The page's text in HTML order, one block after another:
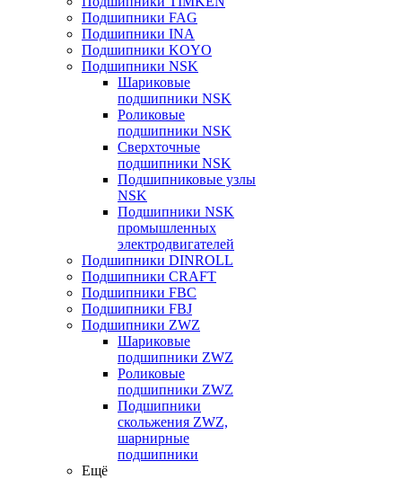
Подшипники FAG
Подшипники INA
Подшипники KOYO
Подшипники NSK
Шариковые
подшипники NSK
Роликовые
подшипники NSK
Сверхточные
подшипники NSK
Подшипниковые узлы
NSK
Подшипники NSK
промышленных
электродвигателей
Подшипники DINROLL
Подшипники CRAFT
Подшипники FBC
Подшипники FBJ
Подшипники ZWZ
Шариковые
подшипники ZWZ
Роликовые
подшипники ZWZ
Подшипники
скольжения ZWZ,
шарнирные
подшипники
Ещё